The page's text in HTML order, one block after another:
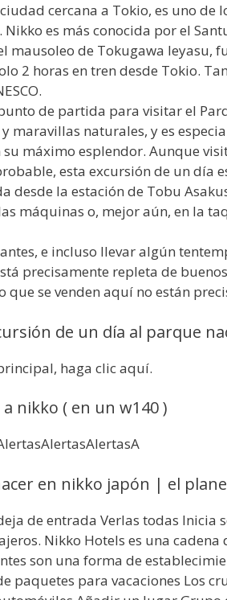
cercana a Tokio, es uno de
Nikko es más conocida por el
mausoleo de Tokugawa Ieyasu,
2 horas en tren desde Tokio.
de partida para visitar el
maravillas naturales, y es
máximo esplendor. Aunque
esta excursión de un día
desde la estación de Tobu
máquinas o, mejor aún, en la
e incluso llevar algún
precisamente repleta de
se venden aquí no están
de un día al parque
haga clic aquí.
nikko ( en un w140 )
en nikko japón | el
de entrada Verlas todas Inicia
Nikko Hotels es una cadena
son una forma de
paquetes para vacaciones Los